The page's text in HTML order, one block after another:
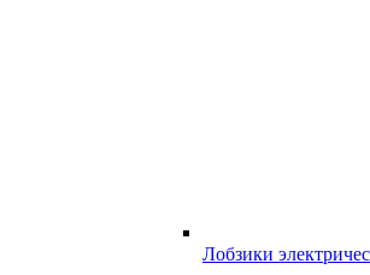
Лобзики